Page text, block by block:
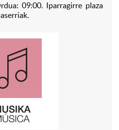
09:00. Iparragirre plaza